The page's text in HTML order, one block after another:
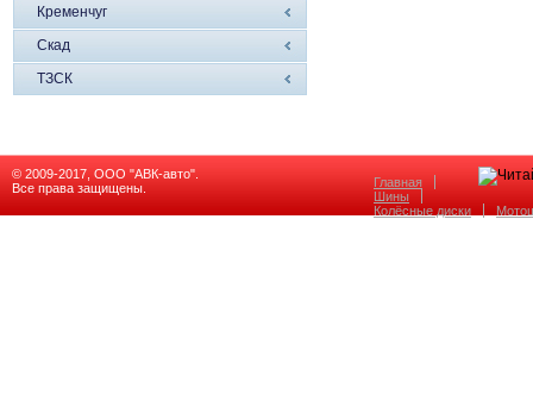
Кременчуг
Скад
ТЗСК
© 2009-2017, ООО "АВК-авто".
Все права защищены.
Главная
Шины
Колёсные диски